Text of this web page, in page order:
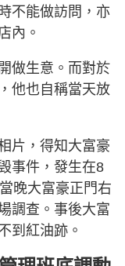
不能做訪問，亦
內。
做生意。而對於
他也自稱當天放
片，得知大富豪
事件，發生在8
晚大富豪正門右
調查。事後大富
到紅油跡。